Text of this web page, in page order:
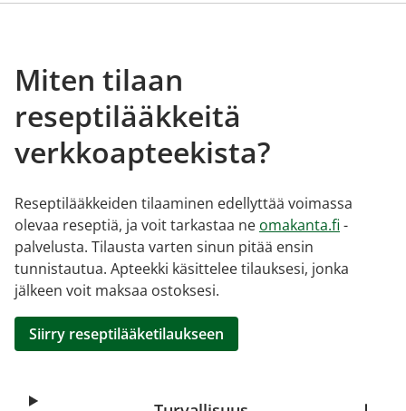
Miten tilaan
reseptilääkkeitä
verkkoapteekista?
Reseptilääkkeiden tilaaminen edellyttää voimassa
olevaa reseptiä, ja voit tarkastaa ne omakanta.fi -
palvelusta. Tilausta varten sinun pitää ensin
tunnistautua. Apteekki käsittelee tilauksesi, jonka
jälkeen voit maksaa ostoksesi.
Siirry reseptilääketilaukseen